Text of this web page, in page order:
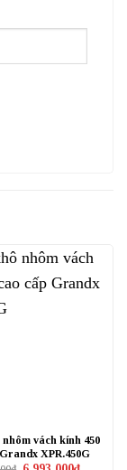
vách kính 450
XPR.450G
Giá
Giá